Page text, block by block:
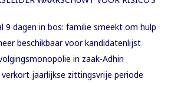
9 dagen in bos: familie smeekt om hulp
beschikbaar voor kandidatenlijst
in zaak-Adhin
jaarlijkse zittingsvrije periode